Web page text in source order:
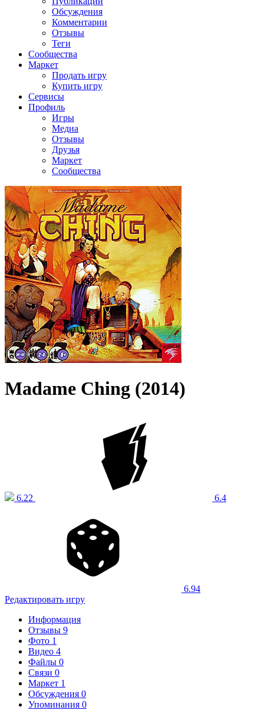
Обсуждения
Комментарии
Отзывы
Теги
Сообщества
Маркет
Продать игру
Купить игру
Сервисы
Профиль
Игры
Медиа
Отзывы
Друзья
Маркет
Сообщества
Madame Ching (2014)
6.22 6.4
6.94
Редактировать игру
Информация
Отзывы 9
Фото 1
Видео 4
Файлы 0
Связи 0
Маркет 1
Обсуждения 0
Упоминания 0